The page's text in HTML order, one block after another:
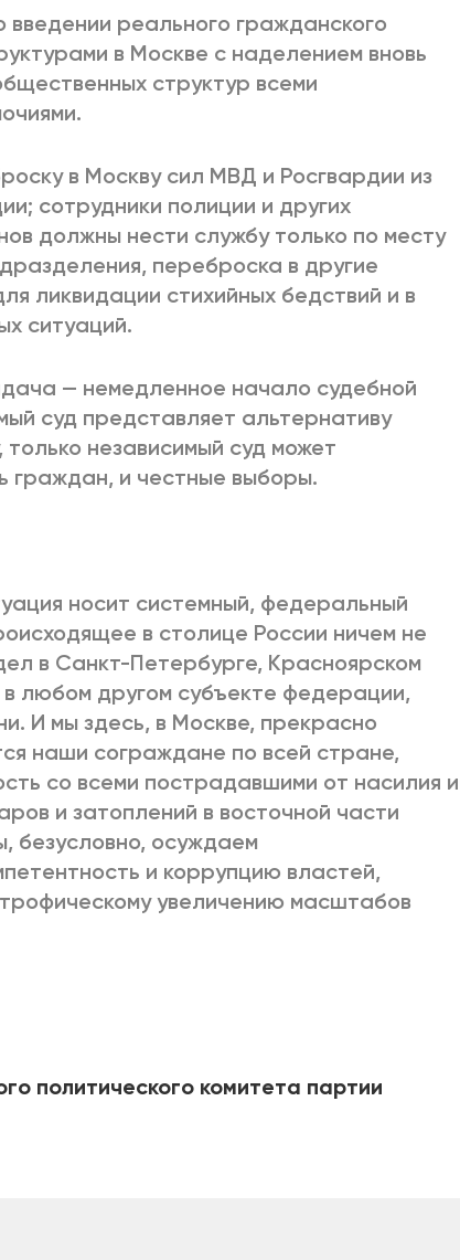
введении реального гражданского
в Москве с наделением вновь
структур всеми
в Москву сил МВД и Росгвардии из
сотрудники полиции и других
должны нести службу только по месту
переброска в другие
ликвидации стихийных бедствий и в
ситуаций.
— немедленное начало судебной
суд представляет альтернативу
только независимый суд может
граждан, и честные выборы.
носит системный, федеральный
в столице России ничем не
в Санкт-Петербурге, Красноярском
любом другом субъекте федерации,
И мы здесь, в Москве, прекрасно
наши сограждане по всей стране,
со всеми пострадавшими от насилия и
и затоплений в восточной части
безусловно, осуждаем
и коррупцию властей,
увеличению масштабов
политического комитета партии